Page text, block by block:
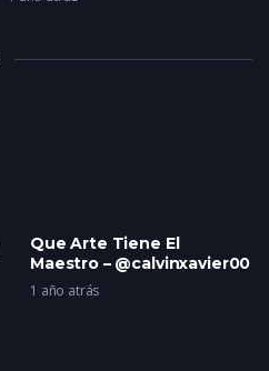
Arepas Con Full Queso –
Que Arte Tiene El
Maestro – @calvinxavier00
1 año atrás